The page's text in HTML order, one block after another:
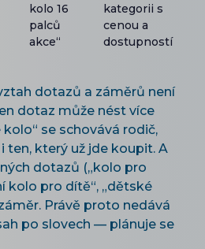
kolo 16
palců
akce“
kategorii s
cenou a
dostupností
dotazů a záměrů není
dotaz může nést více
se schovává rodič,
ten, který už jde koupit. A
dotazů („kolo pro
kolo pro dítě“, „dětské
Právě proto nedává
po slovech — plánuje se